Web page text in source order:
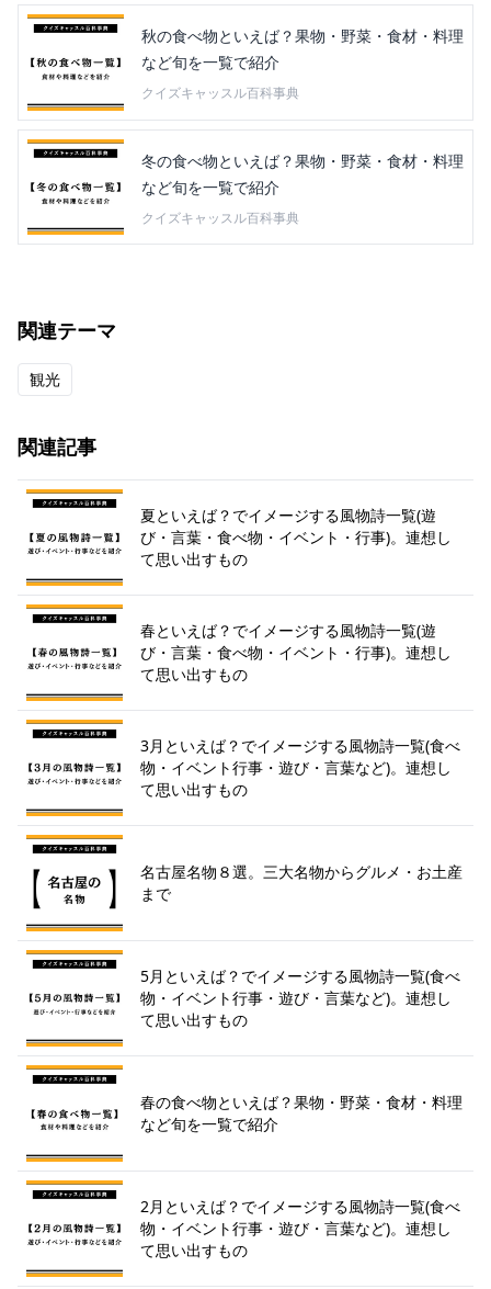
秋の食べ物といえば？果物・野菜・食材・料理
など旬を一覧で紹介
クイズキャッスル百科事典
冬の食べ物といえば？果物・野菜・食材・料理
など旬を一覧で紹介
クイズキャッスル百科事典
関連テーマ
観光
関連記事
夏といえば？でイメージする風物詩一覧(遊
び・言葉・食べ物・イベント・行事)。連想し
て思い出すもの
春といえば？でイメージする風物詩一覧(遊
び・言葉・食べ物・イベント・行事)。連想し
て思い出すもの
3月といえば？でイメージする風物詩一覧(食べ
物・イベント行事・遊び・言葉など)。連想し
て思い出すもの
名古屋名物８選。三大名物からグルメ・お土産
まで
5月といえば？でイメージする風物詩一覧(食べ
物・イベント行事・遊び・言葉など)。連想し
て思い出すもの
春の食べ物といえば？果物・野菜・食材・料理
など旬を一覧で紹介
2月といえば？でイメージする風物詩一覧(食べ
物・イベント行事・遊び・言葉など)。連想し
て思い出すもの